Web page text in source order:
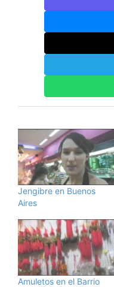
Jengibre en Buenos
Aires
Amuletos en el Barrio